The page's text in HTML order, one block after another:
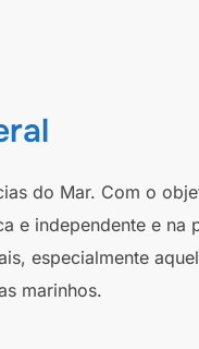
do Mar. Com o
e independente e
especialmente
marinhos.